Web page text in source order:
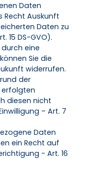
Daten
Recht Auskunft
Daten zu
15 DS-GVO).
eine
Sie die
widerrufen.
der
erfolgten
diesen nicht
– Art. 7
Daten
ein Recht auf
- Art. 16